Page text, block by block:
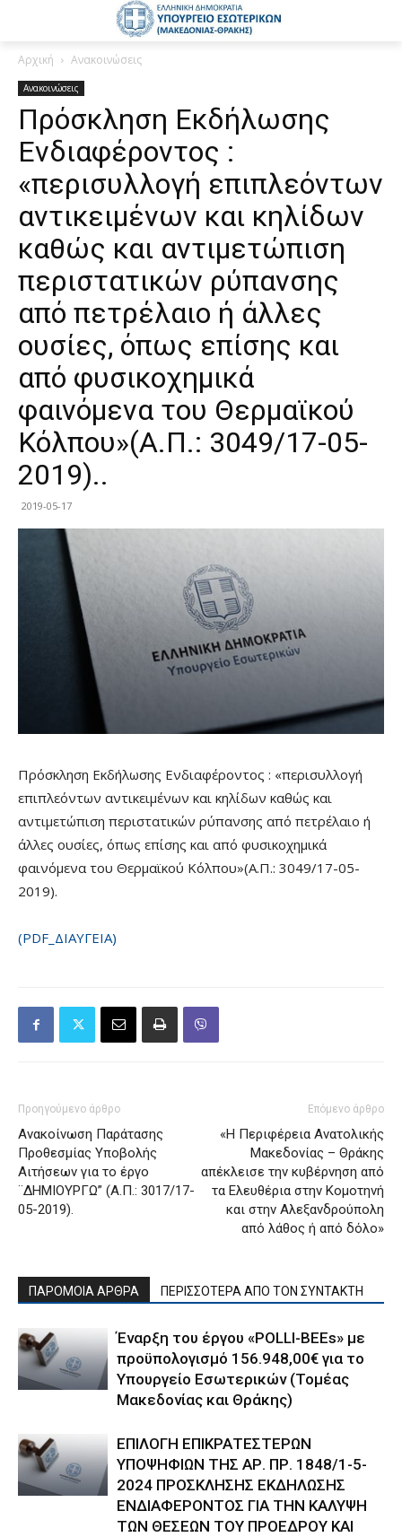
Αρχική Ανακοινώσεις
Ανακοινώσεις
Πρόσκληση Εκδήλωσης
Ενδιαφέροντος :
«περισυλλογή επιπλεόντων
αντικειμένων και κηλίδων
καθώς και αντιμετώπιση
περιστατικών ρύπανσης
από πετρέλαιο ή άλλες
ουσίες, όπως επίσης και
από φυσικοχημικά
φαινόμενα του Θερμαϊκού
Κόλπου»(Α.Π.: 3049/17-05-
2019)..
2019-05-17
Πρόσκληση Εκδήλωσης Ενδιαφέροντος : «περισυλλογή
επιπλεόντων αντικειμένων και κηλίδων καθώς και
αντιμετώπιση περιστατικών ρύπανσης από πετρέλαιο ή
άλλες ουσίες, όπως επίσης και από φυσικοχημικά
φαινόμενα του Θερμαϊκού Κόλπου»(Α.Π.: 3049/17-05-
2019).
(PDF_ΔΙΑΥΓΕΙΑ)
Προηγούμενο άρθρο
Ανακοίνωση Παράτασης
Προθεσμίας Υποβολής
Αιτήσεων για το έργο
¨ΔΗΜΙΟΥΡΓΩ” (Α.Π.: 3017/17-
05-2019).
Επόμενο άρθρο
«Η Περιφέρεια Ανατολικής
Μακεδονίας – Θράκης
απέκλεισε την κυβέρνηση από
τα Ελευθέρια στην Κομοτηνή
και στην Αλεξανδρούπολη
από λάθος ή από δόλο»
ΠΑΡΟΜΟΙΑ ΑΡΘΡΑ ΠΕΡΙΣΣΟΤΕΡΑ ΑΠΟ ΤΟΝ ΣΥΝΤΑΚΤΗ
Έναρξη του έργου «POLLI-BEEs» με
προϋπολογισμό 156.948,00€ για το
Υπουργείο Εσωτερικών (Τομέας
Μακεδονίας και Θράκης)
ΕΠΙΛΟΓΗ ΕΠΙΚΡΑΤΕΣΤΕΡΩΝ
ΥΠΟΨΗΦΙΩΝ ΤΗΣ ΑΡ. ΠΡ. 1848/1-5-
2024 ΠΡΟΣΚΛΗΣΗΣ ΕΚΔΗΛΩΣΗΣ
ΕΝΔΙΑΦΕΡΟΝΤΟΣ ΓΙΑ ΤΗΝ ΚΑΛΥΨΗ
ΤΩΝ ΘΕΣΕΩΝ ΤΟΥ ΠΡΟΕΔΡΟΥ ΚΑΙ